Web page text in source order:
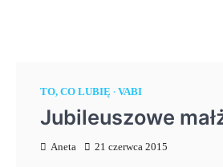
TO, CO LUBIĘ VABI
Jubileuszowe
Aneta 21 czerwca 2015